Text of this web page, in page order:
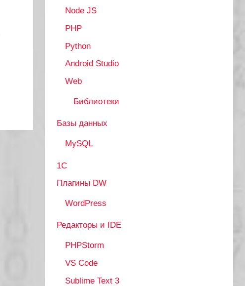
Node JS
PHP
Python
Android Studio
Web
Библиотеки
Базы данных
MySQL
1С
Плагины DW
WordPress
Редакторы и IDE
PHPStorm
VS Code
Sublime Text 3